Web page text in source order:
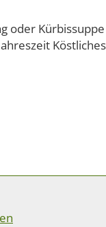
oder Kürbissuppe
Köstliches